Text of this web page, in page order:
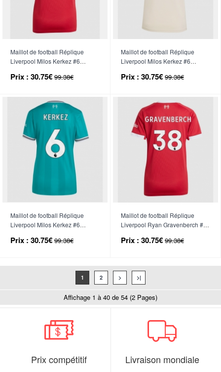
Maillot de football Réplique
Liverpool Milos Kerkez #6
Manche Courte
Prix : 30.75€ 99.38€
Maillot de football Réplique
Liverpool Milos Kerkez #6
Manche Courte
Prix : 30.75€ 99.38€
Maillot de football Réplique
Liverpool Milos Kerkez #6
Manche Courte
Prix : 30.75€ 99.38€
Maillot de football Réplique
Liverpool Ryan Gravenberch #38
Manche Courte
Prix : 30.75€ 99.38€
1 2 > >|
Affichage 1 à 40 de 54 (2 Pages)
Prix compétitif Livraison mondiale